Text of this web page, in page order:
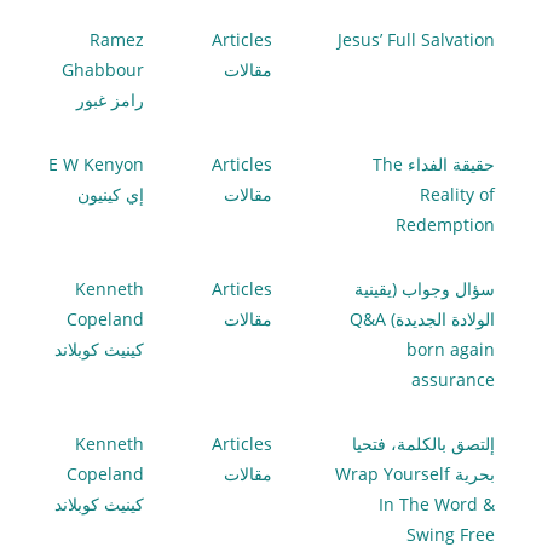
Jesus’ Full Salvation
Articles
مقالات
Ramez
Ghabbour
رامز غبور
حقيقة الفداء The
Reality of
Redemption
Articles
مقالات
E W Kenyon
إي كينيون
سؤال وجواب (يقينية
الولادة الجديدة) Q&A
born again
assurance
Articles
مقالات
Kenneth
Copeland
كينيث كوبلاند
إلتصق بالكلمة، فتحيا
بحرية Wrap Yourself
In The Word &
Swing Free
Articles
مقالات
Kenneth
Copeland
كينيث كوبلاند